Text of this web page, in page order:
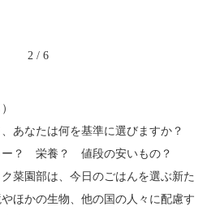
3 / 6
あなたは何を基準に選びますか？
？ 栄養？ 値段の安いもの？
菜園部は、今日のごはんを選ぶ新た
ほかの生物、他の国の人々に配慮す